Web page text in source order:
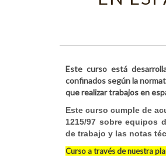
Este curso está
confinados según la
que realizar trabajos en
Este curso cumple de
1215/97 sobre equipos
de trabajo y las notas
Curso a través de nuestra